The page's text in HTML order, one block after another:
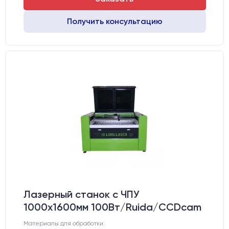
Получить консультацию
Лазерный станок c ЧПУ
1000х1600мм 100Вт/Ruida/CCDcam
Материалы для обработки: